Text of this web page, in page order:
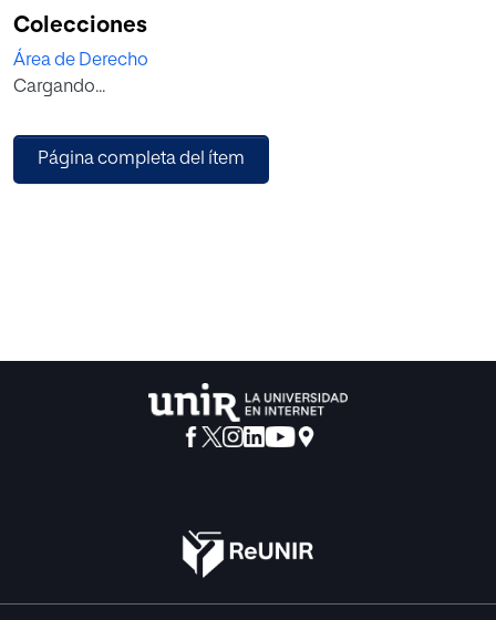
Colecciones
Área de Derecho
Cargando...
Página completa del ítem